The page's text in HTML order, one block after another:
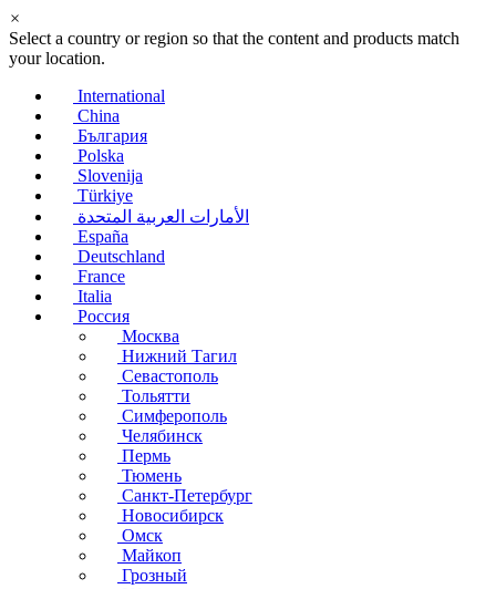
×
Select a country or region so that the content and products match
your location.
International
China
България
Polska
Slovenija
Türkiye
الأمارات العربية المتحدة
España
Deutschland
France
Italia
Россия
Москва
Нижний Тагил
Севастополь
Тольятти
Симферополь
Челябинск
Пермь
Тюмень
Санкт-Петербург
Новосибирск
Омск
Майкоп
Грозный